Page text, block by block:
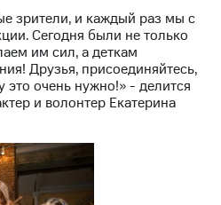
зрители, и каждый раз мы с
Сегодня были не только
им сил, а деткам
Друзья, присоединяйтесь,
это очень нужно!» - делится
и волонтер Екатерина